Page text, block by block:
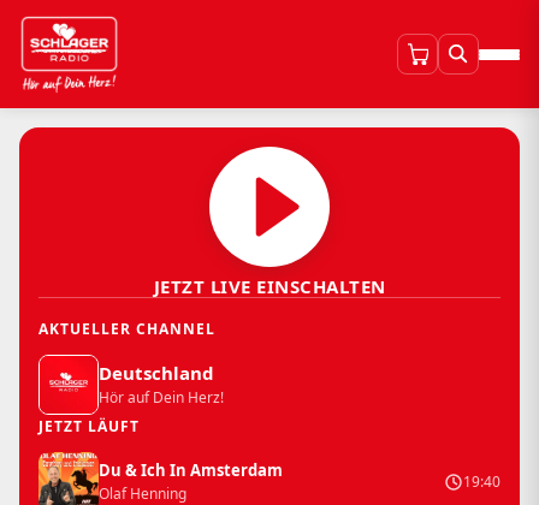
JETZT LIVE EINSCHALTEN
AKTUELLER CHANNEL
Deutschland
Hör auf Dein Herz!
JETZT LÄUFT
Du & Ich In Amsterdam
Olaf Henning
19:40